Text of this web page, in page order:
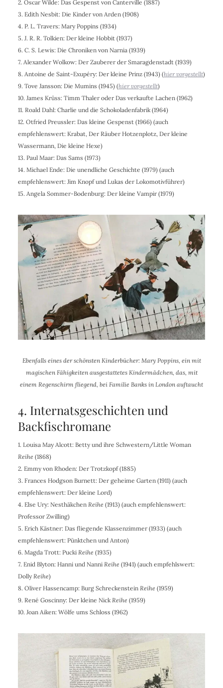
2. Oscar Wilde: Das Gespenst von Canterville (1887)
3. Edith Nesbit: Die Kinder von Arden (1908)
4. P. L. Travers: Mary Poppins (1934)
5. J. R. R. Tolkien: Der kleine Hobbit (1937)
6. C. S. Lewis: Die Chroniken von Narnia (1939)
7. Alexander Wolkow: Der Zauberer der Smaragdenstadt (1939)
8. Antoine de Saint-Exupéry: Der kleine Prinz (1943) (hier vorgestellt)
9. Tove Jansson: Die Mumins (1945) (hier vorgestellt)
10. James Krüss: Timm Thaler oder Das verkaufte Lachen (1962)
11. Roald Dahl: Charlie und die Schokoladenfabrik (1964)
12. Otfried Preussler: Das kleine Gespenst (1966) (auch
empfehlenswert: Krabat, Der Räuber Hotzenplotz, Der kleine
Wassermann, Die kleine Hexe)
13. Paul Maar: Das Sams (1973)
14. Michael Ende: Die unendliche Geschichte (1979) (auch
empfehlenswert: Jim Knopf und Lukas der Lokomotivführer)
15. Angela Sommer-Bodenburg: Der kleine Vampir (1979)
Ebenfalls eines der schönsten Kinderbücher: Mary Poppins, ein mit
magischen Fähigkeiten ausgestattetes Kindermädchen, das, mit
einem Regenschirm fliegend, bei Familie Banks in London auftaucht
4. Internatsgeschichten und
Backfischromane
1. Louisa May Alcott: Betty und ihre Schwestern/Little Woman
Reihe (1868)
2. Emmy von Rhoden: Der Trotzkopf (1885)
3. Frances Hodgson Burnett: Der geheime Garten (1911) (auch
empfehlenswert: Der kleine Lord)
4. Else Ury: Nesthäkchen Reihe (1913) (auch empfehlenswert:
Professor Zwilling)
5. Erich Kästner: Das fliegende Klassenzimmer (1933) (auch
empfehlenswert: Pünktchen und Anton)
6. Magda Trott: Pucki Reihe (1935)
7. Enid Blyton: Hanni und Nanni Reihe (1941) (auch empfehlswert:
Dolly Reihe)
8. Oliver Hassencamp: Burg Schreckenstein Reihe (1959)
9. René Goscinny: Der kleine Nick Reihe (1959)
10. Joan Aiken: Wölfe ums Schloss (1962)